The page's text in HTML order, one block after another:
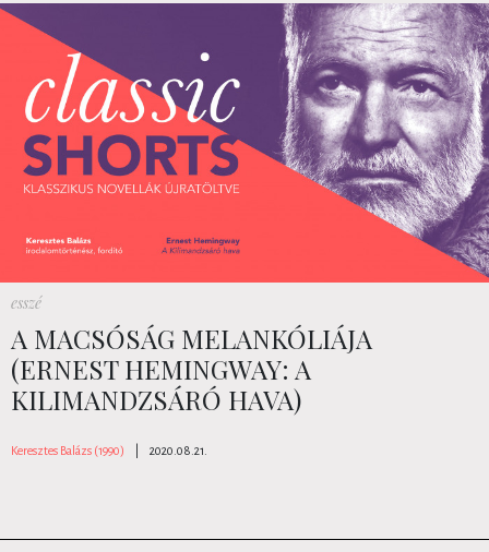
esszé
A MACSÓSÁG MELANKÓLIÁJA
(ERNEST HEMINGWAY: A
KILIMANDZSÁRÓ HAVA)
Keresztes Balázs (1990) 2020.08.21.